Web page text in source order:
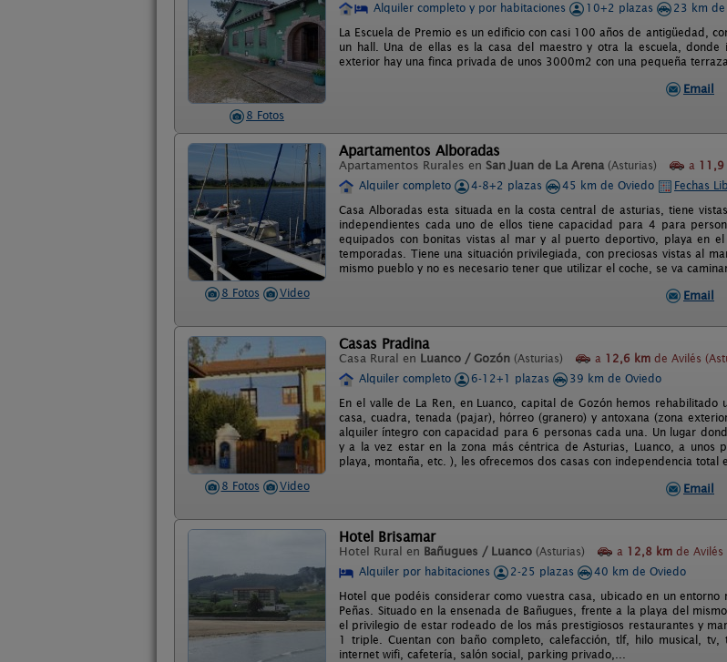
8 Fotos
Alquiler completo y por habitaciones
10+2 plazas 23 km de
La Escuela de Premio es un edificio con casi 100 años de antigüedad,
un hall. Una de ellas es la casa del maestro y otra la escuela,
exterior hay una finca privada de unos 3000m2 con una pequeña
Email
8 Fotos Video
Apartamentos Alboradas
Apartamentos Rurales en San Juan de La Arena (Asturias) a 11,9
Alquiler completo
4-8+2 plazas 45 km de Oviedo
Fechas
Casa Alboradas esta situada en la costa central de asturias, tiene
independientes cada uno de ellos tiene capacidad para 4 para
equipados con bonitas vistas al mar y al puerto deportivo, playa en
temporadas. Tiene una situación privilegiada, con preciosas vistas al
mismo pueblo y no es necesario tener que utilizar el coche, se va
Email
8 Fotos Video
Casas Pradina
Casa Rural en Luanco / Gozón (Asturias) a 12,6 km de Avilés
Alquiler completo
6-12+1 plazas
39 km de Oviedo
En el valle de La Ren, en Luanco, capital de Gozón hemos
casa, cuadra, tenada (pajar), hórreo (granero) y antoxana (zona
alquiler íntegro con capacidad para 6 personas cada una. Un lugar
y a la vez estar en la zona más céntrica de Asturias, Luanco, a unos
playa, montaña, etc. ), les ofrecemos dos casas con independencia
Email
Hotel Brisamar
Hotel Rural en Bañugues / Luanco (Asturias) a 12,8 km de Avilés
Alquiler por habitaciones
2-25 plazas
40 km de Oviedo
Hotel que podéis considerar como vuestra casa, ubicado en un
Peñas. Situado en la ensenada de Bañugues, frente a la playa del
el privilegio de estar rodeado de los más prestigiosos restaurantes y
1 triple. Cuentan con baño completo, calefacción, tlf, hilo musical,
internet wifi, cafetería, salón social, parking privado,...